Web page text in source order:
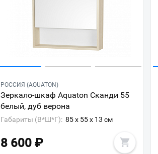
РОССИЯ (AQUATON)
Зеркало-шкаф Aquaton Сканди 55
белый, дуб верона
Габариты (В*Ш*Г): 85 x 55 x 13 см
8 600 ₽